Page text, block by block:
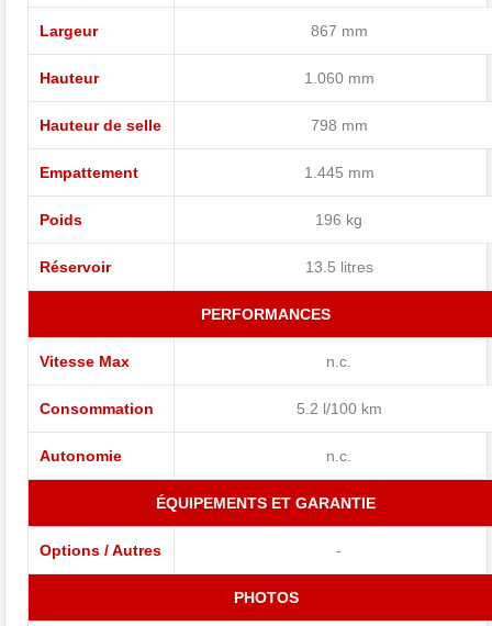
Largeur 867 mm
Hauteur 1.060 mm
Hauteur de selle 798 mm
Empattement 1.445 mm
Poids 196 kg
Réservoir 13.5 litres
PERFORMANCES
Vitesse Max n.c.
Consommation 5.2 l/100 km
Autonomie n.c.
ÉQUIPEMENTS ET GARANTIE
Options / Autres -
PHOTOS